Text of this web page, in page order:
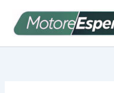
contenuto